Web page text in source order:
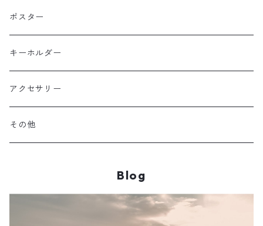
東北
上信越・尾瀬・日光・北関東
北アルプス
美ヶ原・八ヶ岳・秩父・多摩・南関東
東海・北陸・近畿・中国・四国
コットン
ポリエステル
長袖
Performance Art Wear
ポスター
キーホルダー
アクセサリー
その他
Blog